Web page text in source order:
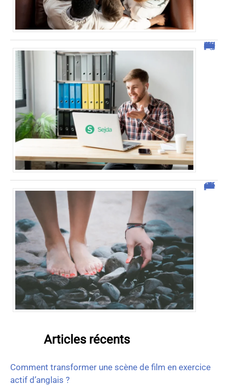
Sejda : l’outil idéal pour manipuler vos PDF en ligne
Comment vendre des photos de ses pieds efficacement ?
Articles récents
Comment transformer une scène de film en exercice
actif d’anglais ?